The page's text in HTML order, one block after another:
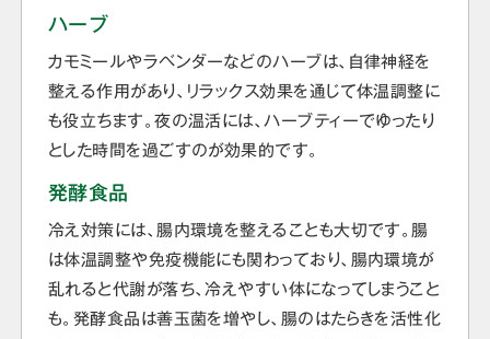
ハーブ
カモミールやラベンダーなどのハーブは、自律神経を
整える作用があり、リラックス効果を通じて体温調整に
も役立ちます。夜の温活には、ハーブティーでゆったり
とした時間を過ごすのが効果的です。
発酵食品
冷え対策には、腸内環境を整えることも大切です。腸
は体温調整や免疫機能にも関わっており、腸内環境が
乱れると代謝が落ち、冷えやすい体になってしまうこと
も。発酵食品は善玉菌を増やし、腸のはたらきを活性化